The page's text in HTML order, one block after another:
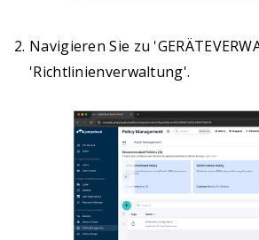
Navigieren Sie zu
'Richtlinienverwaltung'.